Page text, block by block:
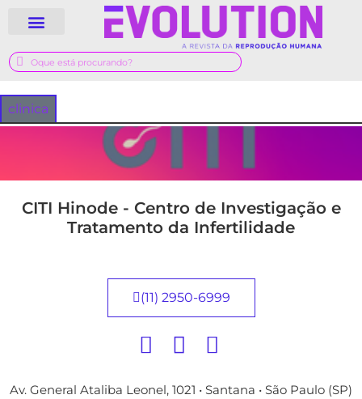
clinica
CITI Hinode - Centro de Investigação e
Tratamento da Infertilidade
(11) 2950-6999
Av. General Ataliba Leonel, 1021 • Santana • São Paulo (SP)